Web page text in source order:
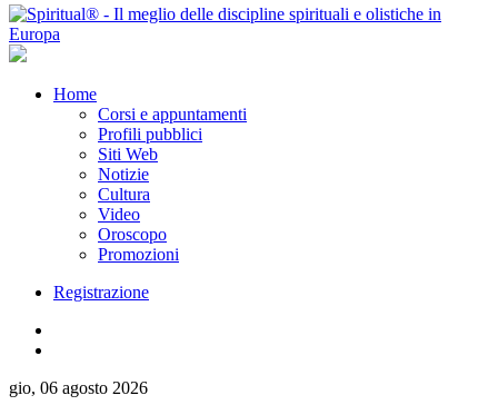
Home
Corsi e appuntamenti
Profili pubblici
Siti Web
Notizie
Cultura
Video
Oroscopo
Promozioni
Registrazione
gio, 06 agosto 2026